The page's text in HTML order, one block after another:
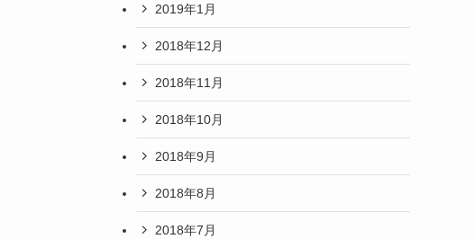
2019年1月
2018年12月
2018年11月
2018年10月
2018年9月
2018年8月
2018年7月